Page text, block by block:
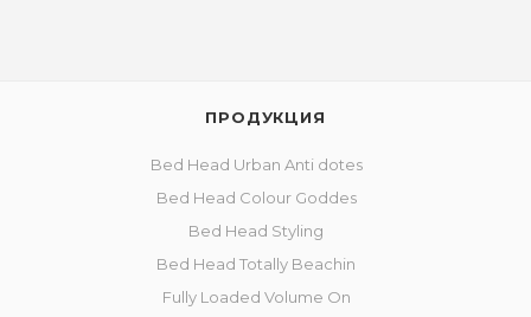
ПРОДУКЦИЯ
Bed Head Urban Anti dotes
Bed Head Colour Goddes
Bed Head Styling
Bed Head Totally Beachin
Fully Loaded Volume On